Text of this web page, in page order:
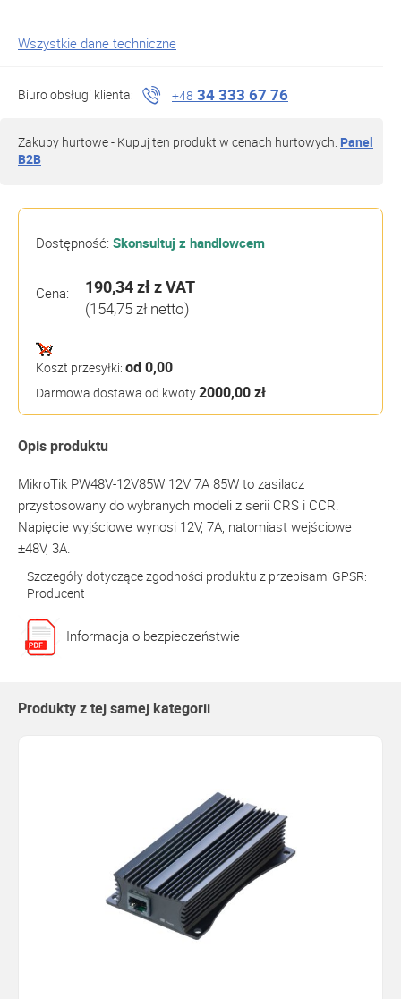
Wszystkie dane techniczne
Biuro obsługi klienta: +48 34 333 67 76
Zakupy hurtowe - Kupuj ten produkt w cenach hurtowych: Panel
B2B
Dostępność: Skonsultuj z handlowcem
Cena: 190,34 złz VAT
(154,75 zł netto)
Koszt przesyłki: od 0,00
Darmowa dostawa od kwoty2000,00 zł
Opis produktu
MikroTik PW48V-12V85W 12V 7A 85W to zasilacz
przystosowany do wybranych modeli z serii CRS i CCR.
Napięcie wyjściowe wynosi 12V, 7A, natomiast wejściowe
±48V, 3A.
Szczegóły dotyczące zgodności produktu z przepisami GPSR:
Producent
Informacja o bezpieczeństwie
Produkty z tej samej kategorii